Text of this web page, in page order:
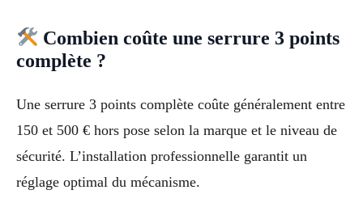
Combien coûte une serrure 3 points
complète ?
Une serrure 3 points complète coûte généralement entre
150 et 500 € hors pose selon la marque et le niveau de
sécurité. L’installation professionnelle garantit un
réglage optimal du mécanisme.